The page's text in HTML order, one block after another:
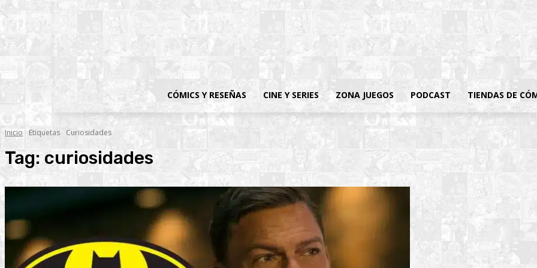
CÓMICS Y RESEÑAS CINE Y SERIES ZONA JUEGOS PODCAST TIENDAS DE
Inicio Etiquetas Curiosidades
Tag: curiosidades